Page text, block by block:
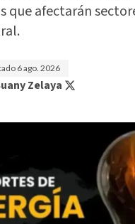
que afectarán
6 ago. 2026
Zelaya